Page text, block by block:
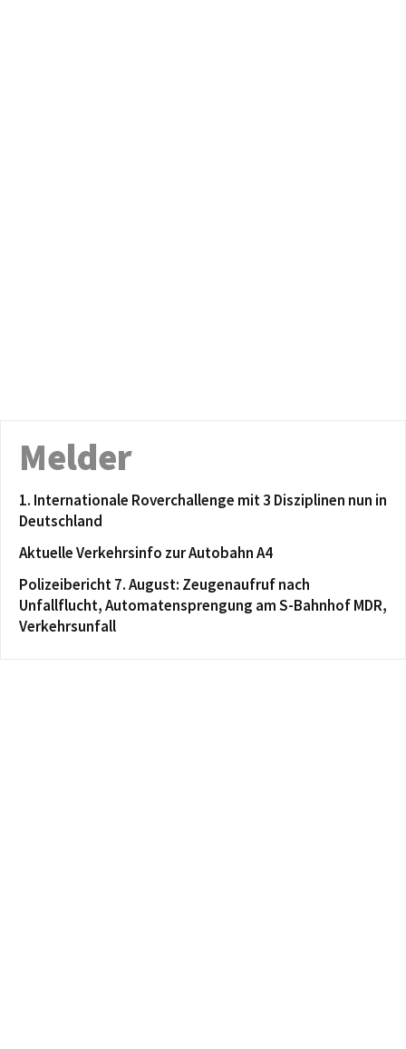
Melder
1. Internationale Roverchallenge mit 3 Disziplinen nun in
Deutschland
Aktuelle Verkehrsinfo zur Autobahn A4
Polizeibericht 7. August: Zeugenaufruf nach
Unfallflucht, Automatensprengung am S-Bahnhof MDR,
Verkehrsunfall